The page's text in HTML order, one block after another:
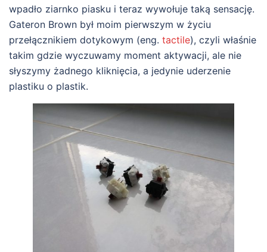
wpadło ziarnko piasku i teraz wywołuje taką sensację.
Gateron Brown był moim pierwszym w życiu
przełącznikiem dotykowym (eng. tactile), czyli właśnie
takim gdzie wyczuwamy moment aktywacji, ale nie
słyszymy żadnego kliknięcia, a jedynie uderzenie
plastiku o plastik.